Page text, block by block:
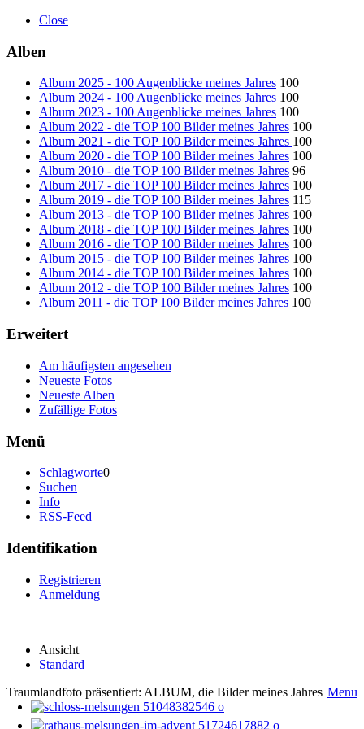
Close
Alben
Album 2025 - 100 Augenblicke meines Jahres 100
Album 2024 - 100 Augenblicke meines Jahres 100
Album 2023 - 100 Augenblicke meines Jahres 100
Album 2022 - die TOP 100 Bilder meines Jahres 100
Album 2021 - die TOP 100 Bilder meines Jahres 100
Album 2020 - die TOP 100 Bilder meines Jahres 100
Album 2010 - die TOP 100 Bilder meines Jahres 96
Album 2017 - die TOP 100 Bilder meines Jahres 100
Album 2019 - die TOP 100 Bilder meines Jahres 115
Album 2013 - die TOP 100 Bilder meines Jahres 100
Album 2018 - die TOP 100 Bilder meines Jahres 100
Album 2016 - die TOP 100 Bilder meines Jahres 100
Album 2015 - die TOP 100 Bilder meines Jahres 100
Album 2014 - die TOP 100 Bilder meines Jahres 100
Album 2012 - die TOP 100 Bilder meines Jahres 100
Album 2011 - die TOP 100 Bilder meines Jahres 100
Erweitert
Am häufigsten angesehen
Neueste Fotos
Neueste Alben
Zufällige Fotos
Menü
Schlagworte0
Suchen
Info
RSS-Feed
Identifikation
Registrieren
Anmeldung
Ansicht
Standard
Traumlandfoto präsentiert: ALBUM, die Bilder meines Jahres Menu